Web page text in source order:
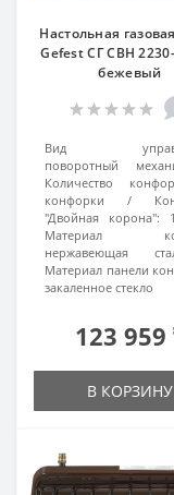
Настольная
Gefest СГ СВН
бежевый
Вид
поворотный
Количество
конфорки
"Двойная корона":
Материал
нержавеющая
Материал панели
закаленное стекло
123 959
В КОРЗИНУ